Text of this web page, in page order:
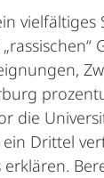
die
Drittel